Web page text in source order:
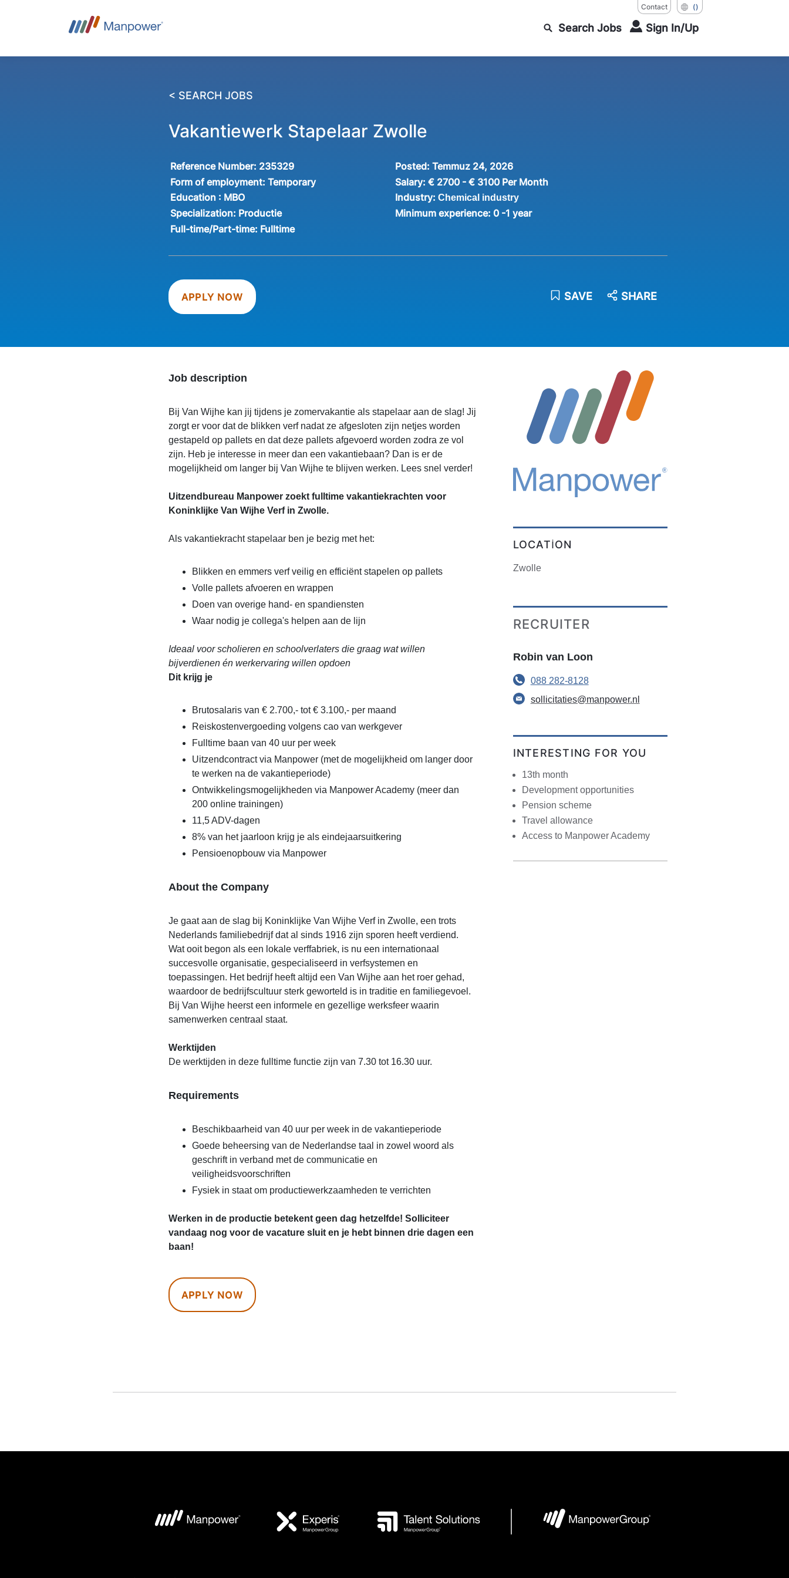
Contact ()
Search Jobs Sign In/Up
< SEARCH JOBS
Vakantiewerk Stapelaar Zwolle
Reference Number: 235329 Posted: Temmuz 24, 2026
Form of employment:Temporary Salary: € 2700 - € 3100 Per Month
Education : MBO Industry: Chemical industry
Specialization: Productie Minimum experience: 0 -1 year
Full-time/Part-time: Fulltime
APPLY NOW SAVE SHARE
Job description
Bij Van Wijhe kan jij tijdens je zomervakantie als stapelaar aan de slag! Jij
zorgt er voor dat de blikken verf nadat ze afgesloten zijn netjes worden
gestapeld op pallets en dat deze pallets afgevoerd worden zodra ze vol
zijn. Heb je interesse in meer dan een vakantiebaan? Dan is er de
mogelijkheid om langer bij Van Wijhe te blijven werken. Lees snel verder!
Uitzendbureau Manpower zoekt fulltime vakantiekrachten voor
Koninklijke Van Wijhe Verf in Zwolle.
Als vakantiekracht stapelaar ben je bezig met het:
Blikken en emmers verf veilig en efficiënt stapelen op pallets
Volle pallets afvoeren en wrappen
Doen van overige hand- en spandiensten
Waar nodig je collega's helpen aan de lijn
Ideaal voor scholieren en schoolverlaters die graag wat willen
bijverdienen én werkervaring willen opdoen
Dit krijg je
Brutosalaris van € 2.700,- tot € 3.100,- per maand
Reiskostenvergoeding volgens cao van werkgever
Fulltime baan van 40 uur per week
Uitzendcontract via Manpower (met de mogelijkheid om langer door
te werken na de vakantieperiode)
Ontwikkelingsmogelijkheden via Manpower Academy (meer dan
200 online trainingen)
11,5 ADV-dagen
8% van het jaarloon krijg je als eindejaarsuitkering
Pensioenopbouw via Manpower
About the Company
Je gaat aan de slag bij Koninklijke Van Wijhe Verf in Zwolle, een trots
Nederlands familiebedrijf dat al sinds 1916 zijn sporen heeft verdiend.
Wat ooit begon als een lokale verffabriek, is nu een internationaal
succesvolle organisatie, gespecialiseerd in verfsystemen en
toepassingen. Het bedrijf heeft altijd een Van Wijhe aan het roer gehad,
waardoor de bedrijfscultuur sterk geworteld is in traditie en familiegevoel.
Bij Van Wijhe heerst een informele en gezellige werksfeer waarin
samenwerken centraal staat.
Werktijden
De werktijden in deze fulltime functie zijn van 7.30 tot 16.30 uur.
Requirements
Beschikbaarheid van 40 uur per week in de vakantieperiode
Goede beheersing van de Nederlandse taal in zowel woord als
geschrift in verband met de communicatie en
veiligheidsvoorschriften
Fysiek in staat om productiewerkzaamheden te verrichten
Werken in de productie betekent geen dag hetzelfde! Solliciteer
vandaag nog voor de vacature sluit en je hebt binnen drie dagen een
baan!
APPLY NOW
LOCATION
Zwolle
RECRUITER
Robin van Loon
088 282-8128
sollicitaties@manpower.nl
INTERESTING FOR YOU
13th month
Development opportunities
Pension scheme
Travel allowance
Access to Manpower Academy